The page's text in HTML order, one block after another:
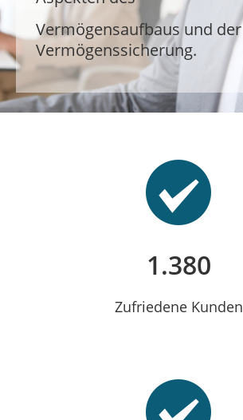
Vermögensaufbaus und der
Vermögenssicherung.
Vermögensaufbaus und der
Vermögenssicherung.
1.380
Zufriedene Kunden